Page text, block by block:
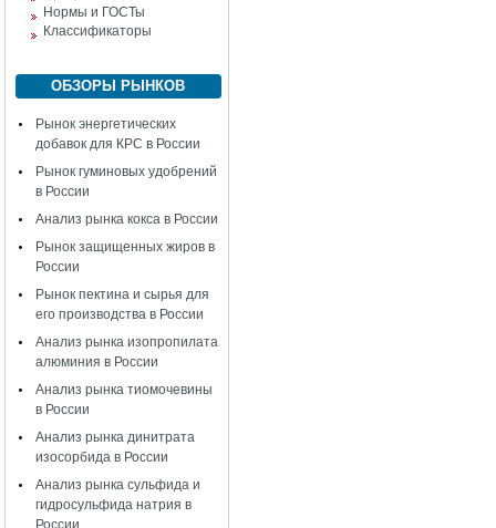
Нормы и ГОСТы
Классификаторы
ОБЗОРЫ РЫНКОВ
Рынок энергетических
добавок для КРС в России
Рынок гуминовых удобрений
в России
Анализ рынка кокса в России
Рынок защищенных жиров в
России
Рынок пектина и сырья для
его производства в России
Анализ рынка изопропилата
алюминия в России
Анализ рынка тиомочевины
в России
Анализ рынка динитрата
изосорбида в России
Анализ рынка сульфида и
гидросульфида натрия в
России